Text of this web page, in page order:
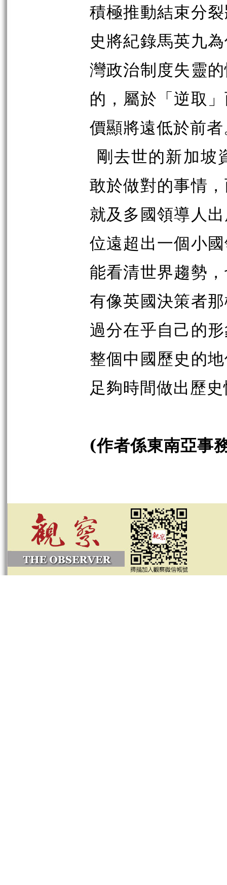
積極推動結束分
史將紀錄馬英九
灣政治制度失靈
的，屬於「逆取
價顯將遠低於前
剛去世的新加坡
敢於做對的事情
就及多國領導人
位遠超出一個小
能看清世界趨勢
有像英國決策者
過分在乎自己的
整個中國歷史的
足夠時間做出歷
(作者係東南亞事